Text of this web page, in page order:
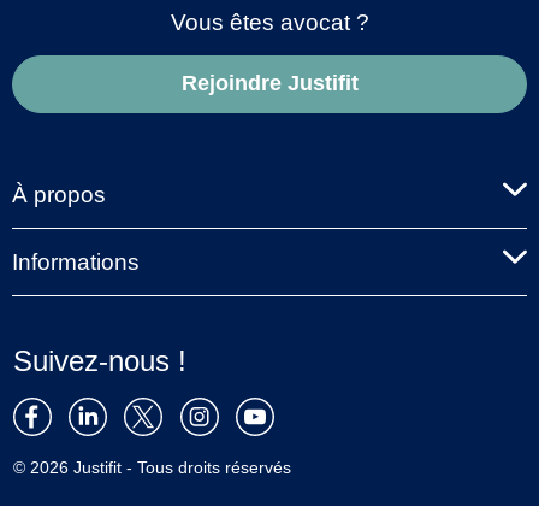
Vous êtes avocat ?
Rejoindre Justifit
À propos
Informations
Suivez-nous !
© 2026 Justifit - Tous droits réservés